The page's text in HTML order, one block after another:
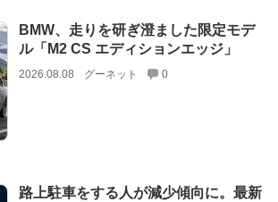
BMW、走りを研ぎ澄ました限定モデ
ル「M2 CS エディションエッジ」
2026.08.08 グーネット 0
路上駐車をする人が減少傾向に。最新